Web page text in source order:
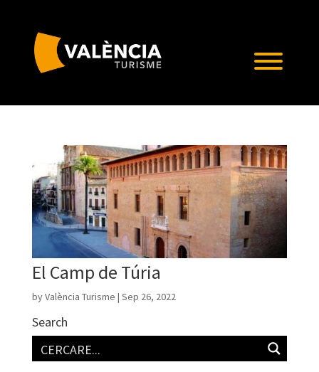
El Camp de Túria
byValència Turisme | Sep 26, 2022
Search